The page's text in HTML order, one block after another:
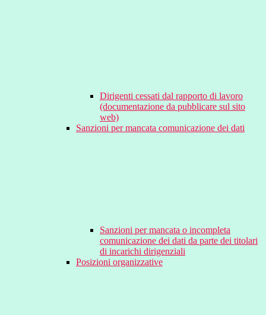
Dirigenti cessati dal rapporto di lavoro
(documentazione da pubblicare sul sito
web)
Sanzioni per mancata comunicazione dei dati
Sanzioni per mancata o incompleta
comunicazione dei dati da parte dei titolari
di incarichi dirigenziali
Posizioni organizzative